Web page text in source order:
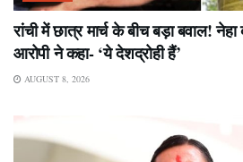
रांची में छात्र मार्च के बीच बड़ा बवाल! नेहा
आरोपी ने कहा- ‘ये देशद्रोही हैं’
AUGUST 8, 2026